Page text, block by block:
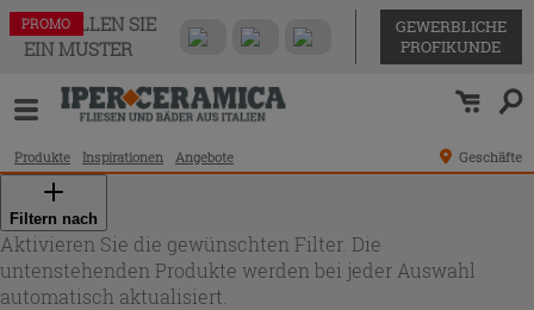
BESTELLEN SIE
EIN MUSTER
GEWERBLICHE
PROFIKUNDE
Produkte Inspirationen Angebote Geschäfte
Filtern nach
Aktivieren Sie die gewünschten Filter. Die
untenstehenden Produkte werden bei jeder Auswahl
automatisch aktualisiert.
PROMO